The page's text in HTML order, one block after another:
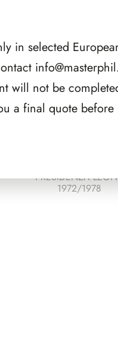
PRESIDENZA
1972/1978
in selected
will not be
a final quote before